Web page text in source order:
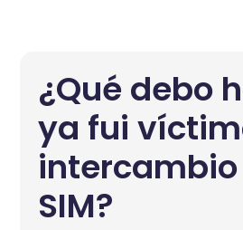
¿Qué debo
ya fui
SIM?